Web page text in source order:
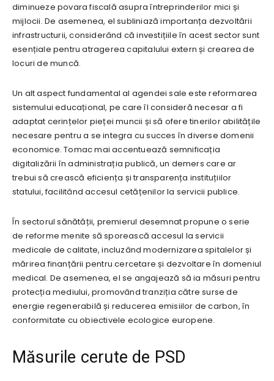
diminueze povara fiscală asupra întreprinderilor mici și
mijlocii. De asemenea, el subliniază importanța dezvoltării
infrastructurii, considerând că investițiile în acest sector sunt
esențiale pentru atragerea capitalului extern și crearea de
locuri de muncă.
Un alt aspect fundamental al agendei sale este reformarea
sistemului educațional, pe care îl consideră necesar a fi
adaptat cerințelor pieței muncii și să ofere tinerilor abilitățile
necesare pentru a se integra cu succes în diverse domenii
economice. Tomac mai accentuează semnificația
digitalizării în administrația publică, un demers care ar
trebui să crească eficiența și transparența instituțiilor
statului, facilitând accesul cetățenilor la servicii publice.
În sectorul sănătății, premierul desemnat propune o serie
de reforme menite să sporească accesul la servicii
medicale de calitate, incluzând modernizarea spitalelor și
mărirea finanțării pentru cercetare și dezvoltare în domeniul
medical. De asemenea, el se angajează să ia măsuri pentru
protecția mediului, promovând tranziția către surse de
energie regenerabilă și reducerea emisiilor de carbon, în
conformitate cu obiectivele ecologice europene.
Măsurile cerute de PSD